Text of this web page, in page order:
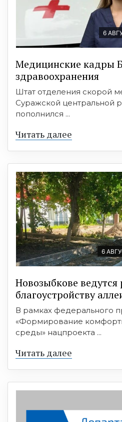
6
Медицинские кадры
здравоохранения
Штат отделения скорой
Суражской центральной
пополнился ...
Читать далее
6
Новозыбкове ведутся
благоустройству
В рамках федерального
«Формирование
среды» нацпроекта ...
Читать далее